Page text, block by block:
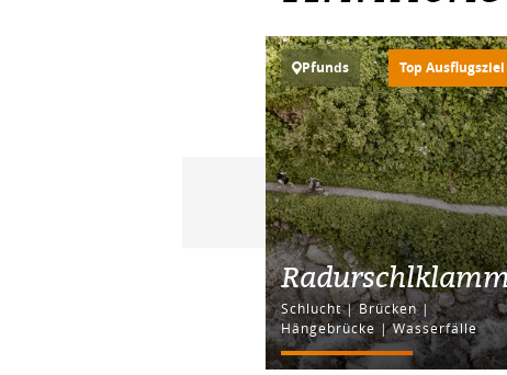
Pfunds Top Ausflugsziel
Schlucht | Brücken |
Hängebrücke | Wasserfälle